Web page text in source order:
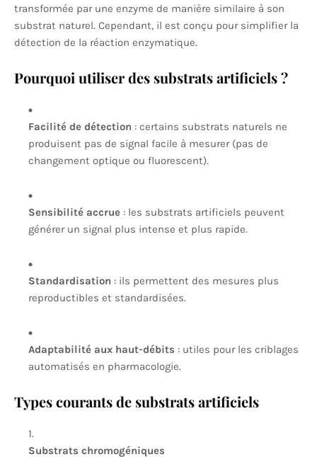
transformée par une enzyme de manière similaire à son
substrat naturel. Cependant, il est conçu pour simplifier la
détection de la réaction enzymatique.
Pourquoi utiliser des substrats artificiels ?
Facilité de détection : certains substrats naturels ne
produisent pas de signal facile à mesurer (pas de
changement optique ou fluorescent).
Sensibilité accrue : les substrats artificiels peuvent
générer un signal plus intense et plus rapide.
Standardisation : ils permettent des mesures plus
reproductibles et standardisées.
Adaptabilité aux haut-débits : utiles pour les criblages
automatisés en pharmacologie.
Types courants de substrats artificiels
Substrats chromogéniques